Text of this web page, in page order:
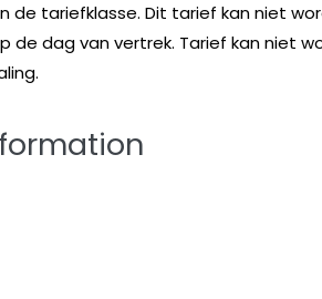
de tariefklasse. Dit tarief kan niet
de dag van vertrek. Tarief kan niet